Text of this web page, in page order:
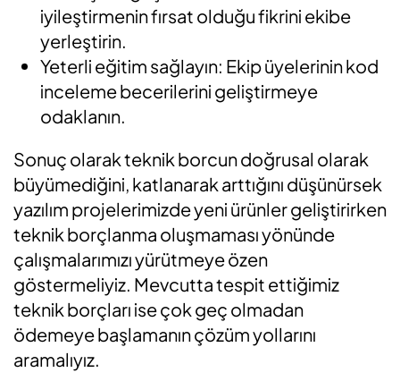
iyileştirmenin fırsat olduğu fikrini ekibe
yerleştirin.
Yeterli eğitim sağlayın: Ekip üyelerinin kod
inceleme becerilerini geliştirmeye
odaklanın.
Sonuç olarak teknik borcun doğrusal olarak
büyümediğini, katlanarak arttığını düşünürsek
yazılım projelerimizde yeni ürünler geliştirirken
teknik borçlanma oluşmaması yönünde
çalışmalarımızı yürütmeye özen
göstermeliyiz. Mevcutta tespit ettiğimiz
teknik borçları ise çok geç olmadan
ödemeye başlamanın çözüm yollarını
aramalıyız.